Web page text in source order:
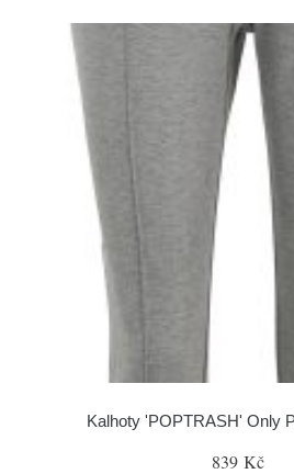
Kalhoty 'POPTRASH' Only
839 Kč